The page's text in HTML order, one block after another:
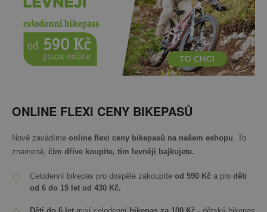
ONLINE FLEXI CENY BIKEPASŮ
Nově zavádíme online flexi ceny bikepasů na našem eshopu . To
znamená, čím dříve koupíte, tím levněji bajkujete.
Celodenní bikepas pro dospělé zakoupíte od 590 Kč a pro děti
od 6 do 15 let od 430 Kč.